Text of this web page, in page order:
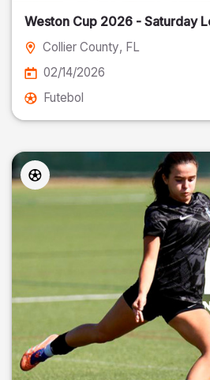
Weston Cup 2026 - Saturday
Collier County, FL
02/14/2026
Futebol